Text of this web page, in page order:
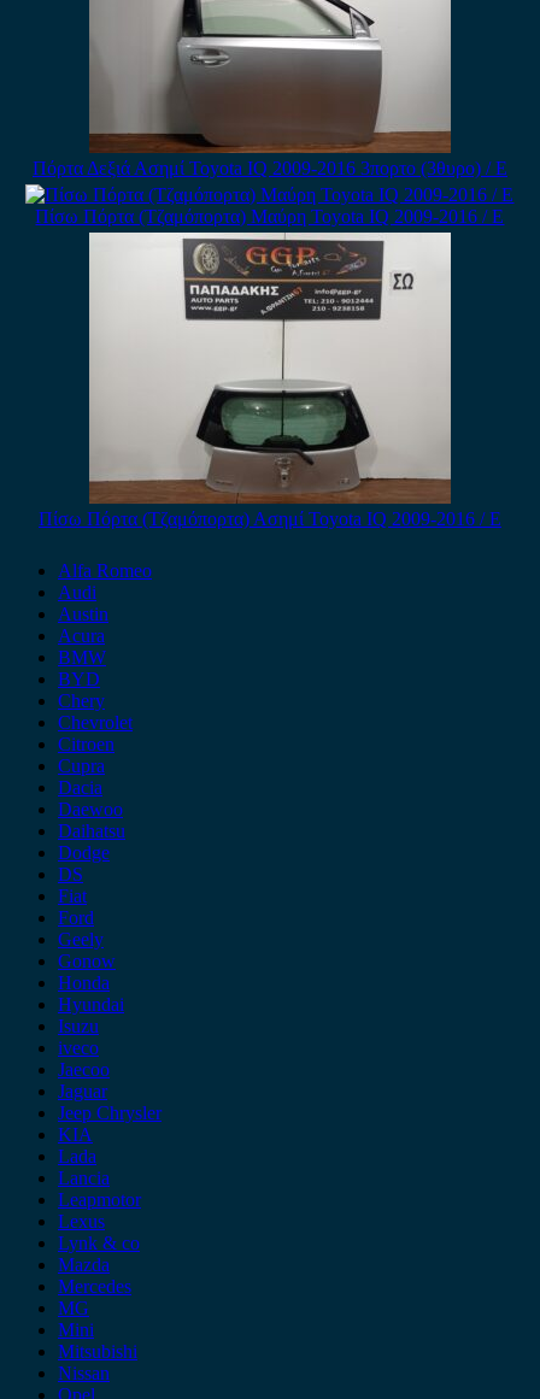
Πόρτα Δεξιά Ασημί Toyota IQ 2009-2016 3πορτο (3θυρο) / Ε
Πίσω Πόρτα (Τζαμόπορτα) Μαύρη Toyota IQ 2009-2016 / Ε
Πίσω Πόρτα (Τζαμόπορτα) Ασημί Toyota IQ 2009-2016 / Ε
Alfa Romeo
Audi
Austin
Acura
BMW
BYD
Chery
Chevrolet
Citroen
Cupra
Dacia
Daewoo
Daihatsu
Dodge
DS
Fiat
Ford
Geely
Gonow
Honda
Hyundai
Isuzu
iveco
Jaecoo
Jaguar
Jeep Chrysler
KIA
Lada
Lancia
Leapmotor
Lexus
Lynk & co
Mazda
Mercedes
MG
Mini
Mitsubishi
Nissan
Opel